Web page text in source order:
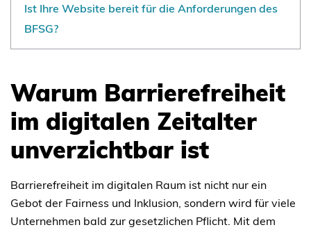
Ist Ihre Website bereit für die Anforderungen des
BFSG?
Warum Barrierefreiheit
im digitalen Zeitalter
unverzichtbar ist
Barrierefreiheit im digitalen Raum ist nicht nur ein
Gebot der Fairness und Inklusion, sondern wird für viele
Unternehmen bald zur gesetzlichen Pflicht. Mit dem